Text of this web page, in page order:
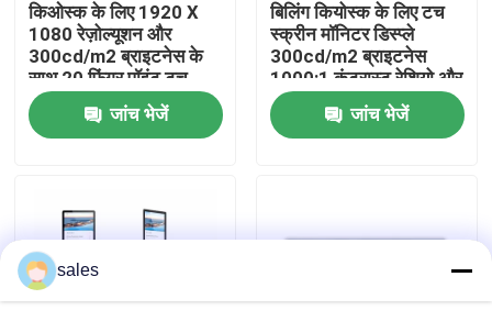
कारखाना भ्रमण
गुणवत्ता नियंत्रण
समाचार
किओस्क के लिए 1920 X
1080 रेज़ोल्यूशन और
300cd/m2 ब्राइटनेस के
साथ 20 फिंगर पॉइंट टच
स्क्रीन मॉनिटर डिस्प्ले
जांच भेजें
बिलिंग कियोस्क के लिए टच
स्क्रीन मॉनिटर डिस्प्ले
300cd/m2 ब्राइटनेस
1000:1 कंट्रास्ट रेशियो और
व्यापक तापमान रेंज के साथ
जांच भेजें
sales